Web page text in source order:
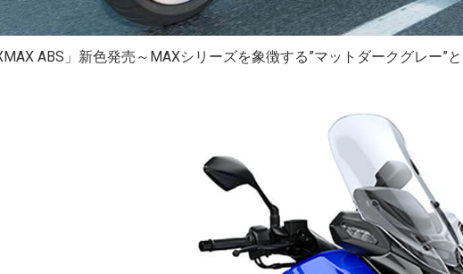
ABS」新色発売～MAXシリーズを象徴する”マットダークグレー”